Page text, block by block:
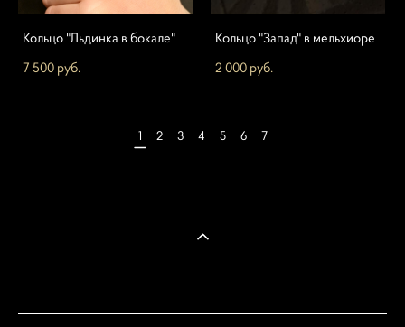
Кольцо "Льдинка в бокале"
7 500 pуб.
Кольцо "Запад" в мельхиоре
2 000 pуб.
1 2 3 4 5 6 7